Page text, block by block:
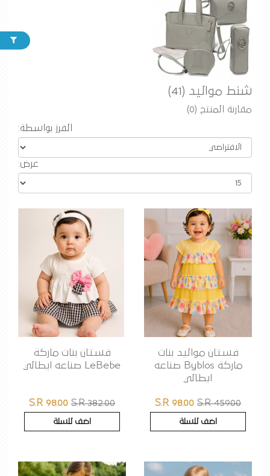
شنط مواليد (41)
مقارنة المنتج (0)
الفرز بواسطة:
عرض:
فستان مواليد بنات
ماركة Byblos صناعه
ايطالي
S.R 98.00 S.R 459.00
اضف للسلة
فستان بنات ماركة
LeBebe صناعه ايطالي
S.R 98.00 S.R 382.00
اضف للسلة